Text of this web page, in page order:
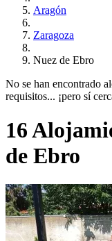
Aragón
Zaragoza
Nuez de Ebro
No se han encontrado
requisitos... ¡pero sí
16
de Ebro